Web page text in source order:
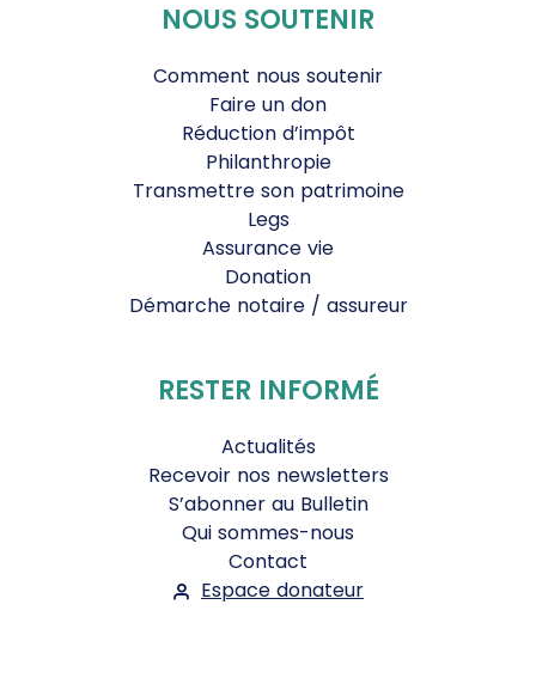
NOUS SOUTENIR
Comment nous soutenir
Faire un don
Réduction d’impôt
Philanthropie
Transmettre son patrimoine
Legs
Assurance vie
Donation
Démarche notaire / assureur
RESTER INFORMÉ
Actualités
Recevoir nos newsletters
S’abonner au Bulletin
Qui sommes-nous
Contact
Espace donateur